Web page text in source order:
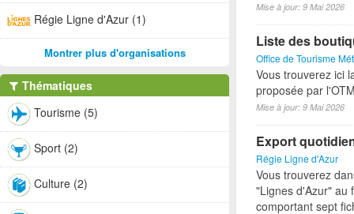
Mise à jour: 9 Mai 2026
Liste des
Office de Tourisme
Vous trouverez ici
proposée par
Mise à jour: 9 Mai 2026
Export
Régie Ligne d'Azur
Vous trouverez
"Lignes d'Azur" au
comportant sept
Régie Ligne d'Azur (1)
Montrer plus d'organisations
Thématiques
Tourisme (5)
Sport (2)
Culture (2)